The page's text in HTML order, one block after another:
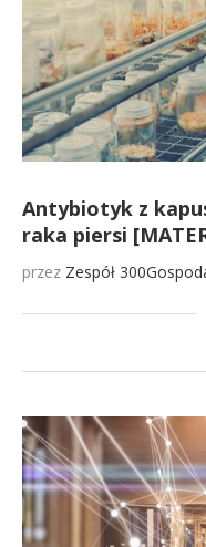
Antybiotyk z
raka piersi
przez Zespół